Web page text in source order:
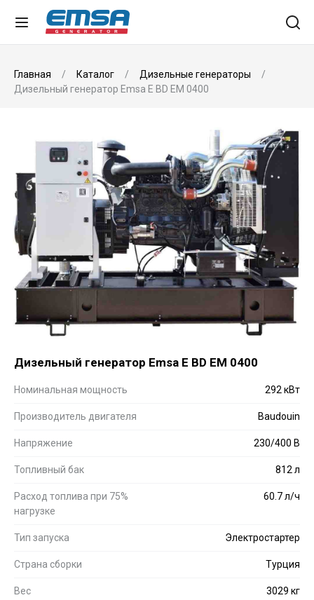
Главная Каталог
Дизельные генераторы
Дизельный генератор Emsa E BD EM 0400
Дизельный генератор Emsa E BD EM 0400
Номинальная мощность 292 кВт
Производитель двигателя Baudouin
Напряжение 230/400 В
Топливный бак 812 л
Расход топлива при 75%
нагрузке
60.7 л/ч
Тип запуска Электростартер
Страна сборки Турция
Вес 3029 кг